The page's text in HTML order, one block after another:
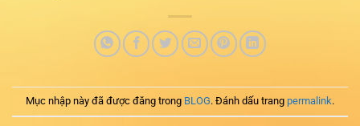
Mục nhập này đã được đăng trong BLOG. Đánh dấu trang permalink.